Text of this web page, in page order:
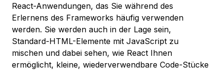
React-Anwendungen, das Sie während des
Erlernens des Frameworks häufig verwenden
werden. Sie werden auch in der Lage sein,
Standard-HTML-Elemente mit JavaScript zu
mischen und dabei sehen, wie React Ihnen
ermöglicht, kleine, wiederverwendbare Code-Stücke